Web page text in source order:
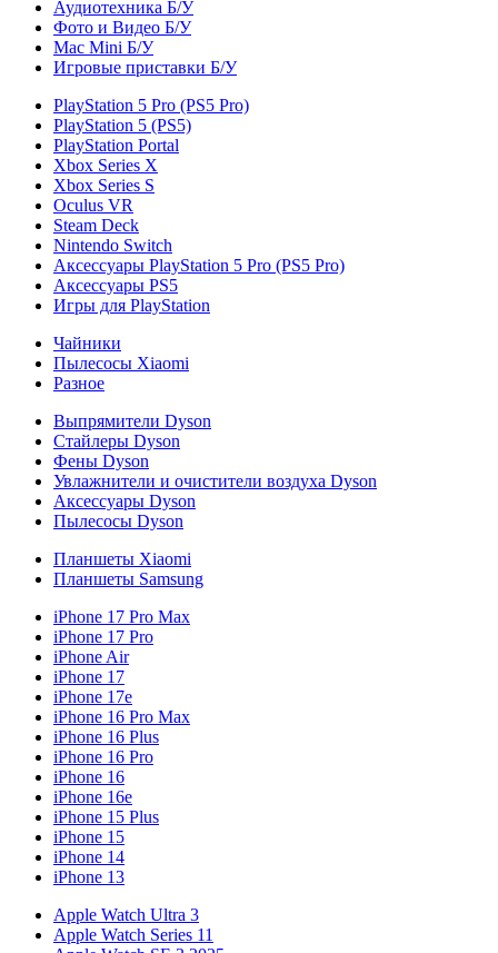
Аудиотехника Б/У
Фото и Видео Б/У
Mac Mini Б/У
Игровые приставки Б/У
PlayStation 5 Pro (PS5 Pro)
PlayStation 5 (PS5)
PlayStation Portal
Xbox Series X
Xbox Series S
Oculus VR
Steam Deck
Nintendo Switch
Аксессуары PlayStation 5 Pro (PS5 Pro)
Аксессуары PS5
Игры для PlayStation
Чайники
Пылесосы Xiaomi
Разное
Выпрямители Dyson
Стайлеры Dyson
Фены Dyson
Увлажнители и очистители воздуха Dyson
Аксессуары Dyson
Пылесосы Dyson
Планшеты Xiaomi
Планшеты Samsung
iPhone 17 Pro Max
iPhone 17 Pro
iPhone Air
iPhone 17
iPhone 17e
iPhone 16 Pro Max
iPhone 16 Plus
iPhone 16 Pro
iPhone 16
iPhone 16e
iPhone 15 Plus
iPhone 15
iPhone 14
iPhone 13
Apple Watch Ultra 3
Apple Watch Series 11